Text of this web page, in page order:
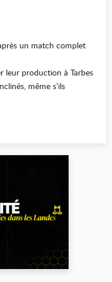
un match complet
leur production à Tarbes
même s’ils